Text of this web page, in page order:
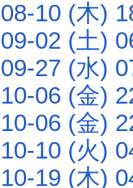
10 (木)
02 (土)
27 (水)
06 (金)
06 (金)
10 (火)
19 (木)